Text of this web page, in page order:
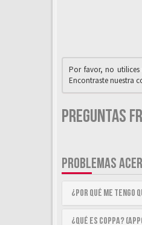
Por favor, no utilices
Encontraste nuestra
Preguntas
PROBLEMAS
¿Por qué me
¿Qué es COPPA?